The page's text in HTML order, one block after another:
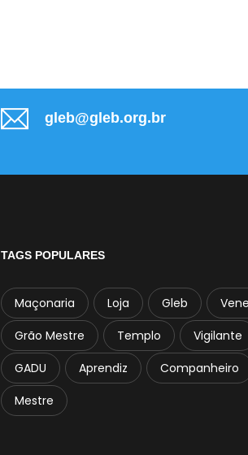
gleb@gleb.org.br
TAGS POPULARES
Maçonaria Loja Gleb
Grão Mestre
Templo
Vigilante
GADU
Aprendiz
Companheiro
Mestre